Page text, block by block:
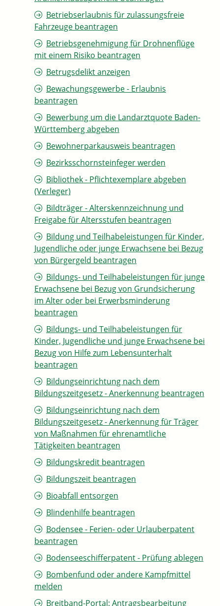
Betriebserlaubnis für zulassungsfreie
Fahrzeuge beantragen
Betriebsgenehmigung für Drohnenflüge
mit einem Risiko beantragen
Betrugsdelikt anzeigen
Bewachungsgewerbe - Erlaubnis
beantragen
Bewerbung um die Landarztquote Baden-
Württemberg abgeben
Bewohnerparkausweis beantragen
Bezirksschornsteinfeger werden
Bibliothek - Pflichtexemplare abgeben
(Verleger)
Bildträger - Alterskennzeichnung und
Freigabe für Altersstufen beantragen
Bildung und Teilhabeleistungen für Kinder,
Jugendliche oder junge Erwachsene bei Bezug
von Bürgergeld beantragen
Bildungs- und Teilhabeleistungen für junge
Erwachsene bei Bezug von Grundsicherung
im Alter oder bei Erwerbsminderung
beantragen
Bildungs- und Teilhabeleistungen für
Kinder, Jugendliche und junge Erwachsene bei
Bezug von Hilfe zum Lebensunterhalt
beantragen
Bildungseinrichtung nach dem
Bildungszeitgesetz - Anerkennung beantragen
Bildungseinrichtung nach dem
Bildungszeitgesetz - Anerkennung für Träger
von Maßnahmen für ehrenamtliche
Tätigkeiten beantragen
Bildungskredit beantragen
Bildungszeit beantragen
Bioabfall entsorgen
Blindenhilfe beantragen
Bodensee - Ferien- oder Urlauberpatent
beantragen
Bodenseeschifferpatent - Prüfung ablegen
Bombenfund oder andere Kampfmittel
melden
Breitband-Portal: Antragsbearbeitung